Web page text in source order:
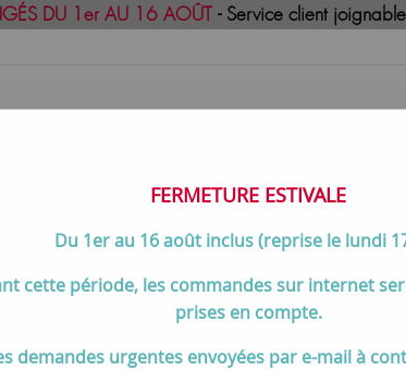
DU 1er AU 16 AOÛT- Service client
Cuisson Meilleures ventes
cuisson 60 à 80 cm >Piano de cuisson Sinfonia
FERMETURE ESTIVALE
Du 1er au 16 août inclus (reprise le lundi
cette période, les commandes sur internet
prises en compte.
demandes urgentes envoyées par e-mail à